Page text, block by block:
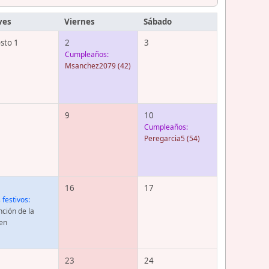
Viernes
Sábado
1
2
Cumpleaños:
Msanchez2079(42)
3
9 10
Cumpleaños:
Peregarcia5 (54)
festivos:
de la
16 17
23 24